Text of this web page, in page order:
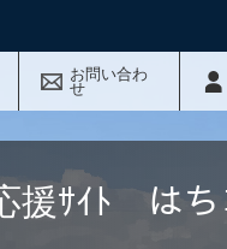
お問い合わ
せ
援ｻｲﾄ はち